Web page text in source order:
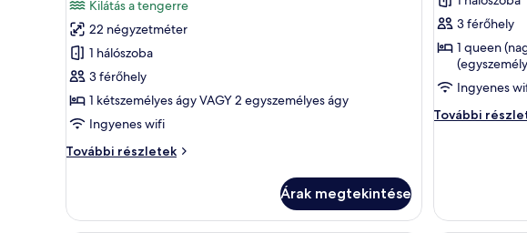
megtekintése:
Szoba
kétszemélyes
vagy
két
külön
ággyal,
tengerre
Kilátás a tengerre
22 négyzetméter
1 hálószoba
3 férőhely
1 kétszemélyes ágy VAGY 2 egyszemélyes ágy
Ingyenes wifi
További részletek
Szoba
külön
Árak megtekintése
Deluxe
Suite
with
Balcony
and
3 férőhely
1 queen
Ingyenes
További
Deluxe
View
további